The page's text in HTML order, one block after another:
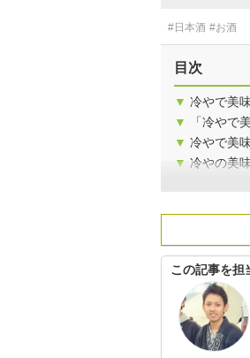
#日本酒 #お酒
目次
▼ 冷やで美
▼
「冷やで
▼ 冷やで美
▼ 冷やの美
この記事を担